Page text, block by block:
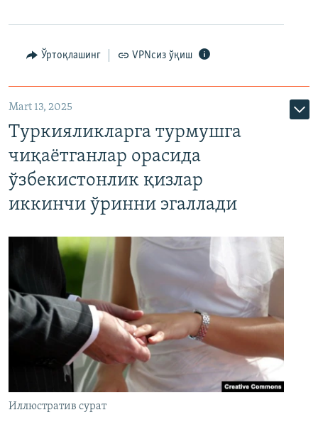
Ўртоқлашинг VPNсиз ўқиш
Mart 13, 2025
Туркияликларга турмушга
чиқаётганлар орасида
ўзбекистонлик қизлар
иккинчи ўринни эгаллади
Иллюстратив сурат